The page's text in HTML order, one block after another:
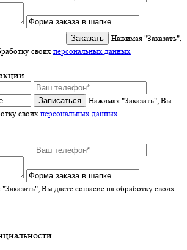
Нажимая "Заказать",
своих персональных данных
Записаться
Нажимая "Заказать", Вы
своих персональных данных
Вы даете согласие на обработку своих